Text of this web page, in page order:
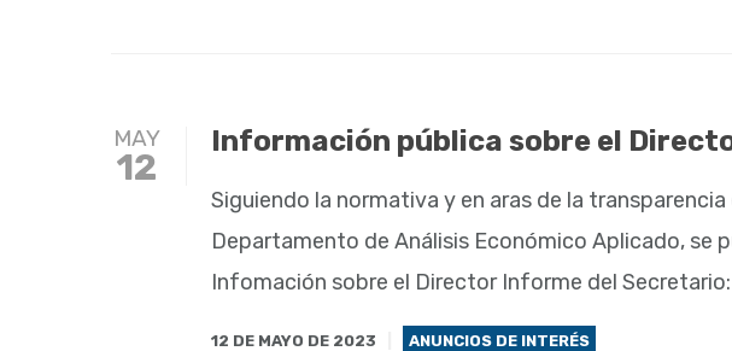
MAY
12
Información pública sobre el
Siguiendo la normativa y en aras de la
Departamento de Análisis Económico Aplicado,
Infomación sobre el Director Informe del
12 DE MAYO DE 2023 ANUNCIOS DE INTERÉS